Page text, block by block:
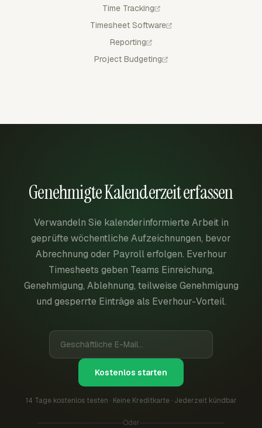
Time Tracking
Timesheet Software
Reporting
Project Budgeting
Genehmigte Kalenderzeit erfassen
Verwandeln Sie kalenderinformierte Arbeit in
geprüfte wöchentliche Aufzeichnungen, bevor
Abrechnung oder Payroll erfolgen. Everhour
Timesheets geben Teams Einreichung,
Genehmigung, Ablehnung, teilweise Genehmigung
und gesperrte Einträge als Everhour-Vorteil.
Kostenlos starten
14 Tage kostenlos testen · Keine Kreditkarte · Jederzeit kündbar
Oder